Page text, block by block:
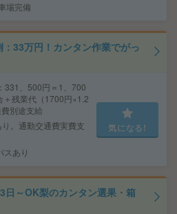
場完備
：33万円！カンタン作業でがっ
331、500円＝1、700
残業代（1700円×1.2
別途支給
。通勤交通費実費支
スあり
気になる!
日～OK梨のカンタン選果・箱